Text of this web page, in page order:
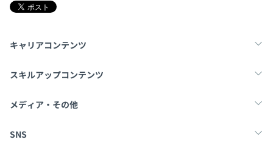
キャリアコンテンツ
転職・キャリア
スキルアップコンテンツ
学習
メディア・その他
Tech Team Journal
SNS